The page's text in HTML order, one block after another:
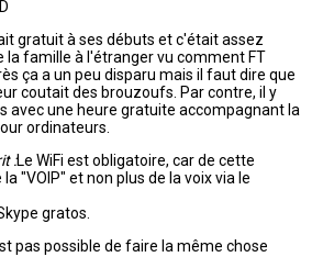
gratuit à ses débuts et c'était assez
la famille à l'étranger vu comment FT
ça a un peu disparu mais il faut dire que
coutait des brouzoufs. Par contre, il y
avec une heure gratuite accompagnant la
ordinateurs.
:Le WiFi est obligatoire, car de cette
"VOIP" et non plus de la voix via le
gratos.
pas possible de faire la même chose